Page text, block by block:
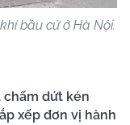
bầu cử ở Hà Nội.
chấm dứt kén
xếp đơn vị hành